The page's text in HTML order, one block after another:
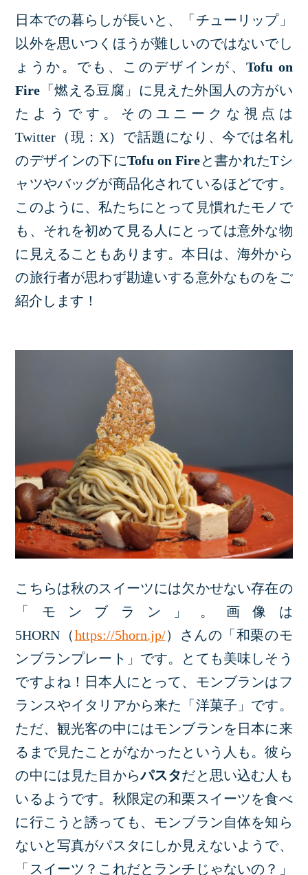
日本での暮らしが長いと、「チューリップ」
以外を思いつくほうが難しいのではないでし
ょうか。でも、このデザインが、Tofu on
Fire 「燃える豆腐」に見えた外国人の方がい
たようです。そのユニークな視点は
Twitter（現：X）で話題になり、今では名札
のデザインの下にTofu on Fireと書かれたTシ
ャツやバッグが商品化されているほどです。
このように、私たちにとって見慣れたモノで
も、それを初めて見る人にとっては意外な物
に見えることもあります。本日は、海外から
の旅行者が思わず勘違いする意外なものをご
紹介します！
こちらは秋のスイーツには欠かせない存在の
「モンブラン」。画像は
5HORN（https://5horn.jp/）さんの「和栗のモ
ンブランプレート」です。とても美味しそう
ですよね！日本人にとって、モンブランはフ
ランスやイタリアから来た「洋菓子」です。
ただ、観光客の中にはモンブランを日本に来
るまで見たことがなかったという人も。彼ら
の中には見た目からパスタだと思い込む人も
いるようです。秋限定の和栗スイーツを食べ
に行こうと誘っても、モンブラン自体を知ら
ないと写真がパスタにしか見えないようで、
「スイーツ？これだとランチじゃないの？」